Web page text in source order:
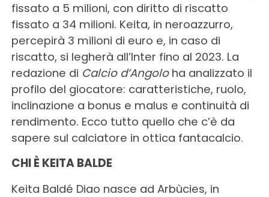
fissato a 5 milioni, con diritto di riscatto
fissato a 34 milioni. Keita, in neroazzurro,
percepirà 3 milioni di euro e, in caso di
riscatto, si legherà all’Inter fino al 2023. La
redazione di Calcio d’Angoloha analizzato il
profilo del giocatore: caratteristiche, ruolo,
inclinazione a bonus e malus e continuità di
rendimento. Ecco tutto quello che c’è da
sapere sul calciatore in ottica fantacalcio.
CHI È KEITA BALDE
Keita Baldé Diao nasce ad Arbùcies, in